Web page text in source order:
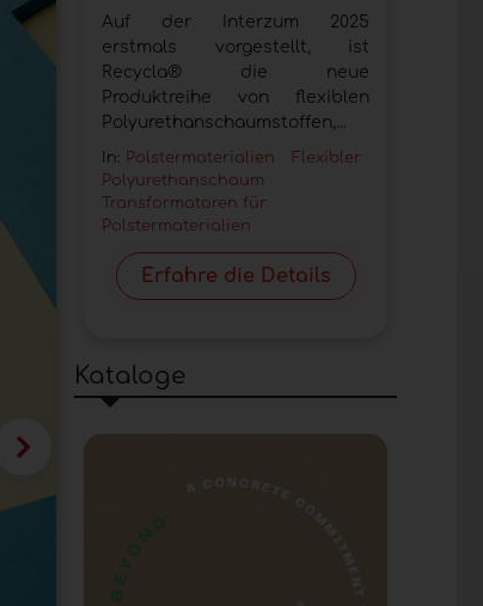
Auf der Interzum 2025
erstmals vorgestellt, ist
Recycla® die neue
Produktreihe von flexiblen
Polyurethanschaumstoffen,...
In: Polstermaterialien
Flexibler
Polyurethanschaum
Transformatoren für
Polstermaterialien
Erfahre die Details
Kataloge